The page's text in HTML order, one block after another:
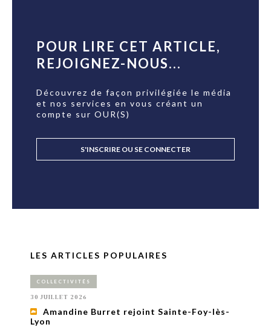
POUR LIRE CET ARTICLE,
REJOIGNEZ-NOUS...
Découvrez de façon privilégiée le média
et nos services en vous créant un
compte sur OUR(S)
S'INSCRIRE OU SE CONNECTER
LES ARTICLES POPULAIRES
COLLECTIVITÉS
30 JUILLET 2026
Amandine Burret rejoint Sainte-Foy-lès-
Lyon